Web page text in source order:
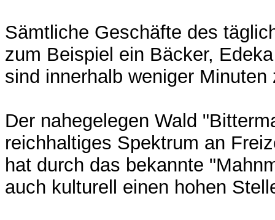
Sämtliche Geschäfte des
zum Beispiel ein Bäcker,
sind innerhalb weniger Minuten
Der nahegelegen Wald
reichhaltiges Spektrum an
hat durch das bekannte
auch kulturell einen hohen